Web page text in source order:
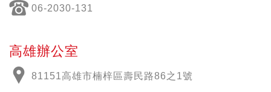
06-2030-131
高雄辦公室
81151高雄市楠梓區壽民路86之1號